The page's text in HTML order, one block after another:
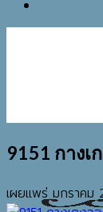
9151 กางเ
เผยแพร่ มกราคม